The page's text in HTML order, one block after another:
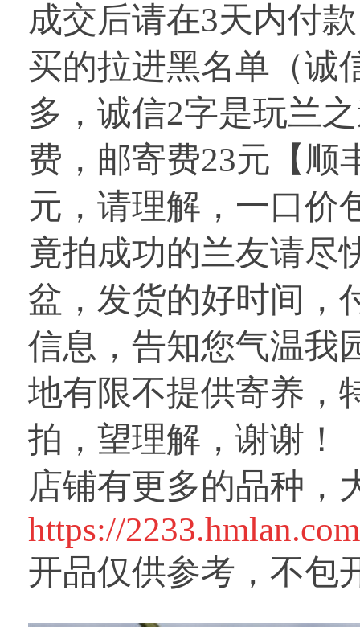
成交后请在3天内付
买的拉进黑名单（诚
多，诚信2字是玩兰
费，邮寄费23元【顺
元，请理解，一口价
竟拍成功的兰友请尽
盆，发货的好时间，
信息，告知您气温我
地有限不提供寄养，
拍，望理解，谢谢！
店铺有更多的品种，
https://2233.hmlan.com
开品仅供参考，不包